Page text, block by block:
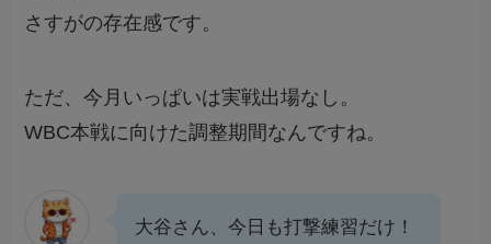
さすがの存在感です。
ただ、今月いっぱいは実戦出場なし。
WBC本戦に向けた調整期間なんですね。
大谷さん、今日も打撃練習だけ！